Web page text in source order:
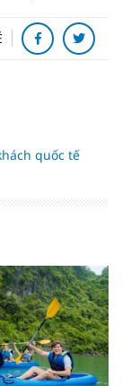
quốc tế